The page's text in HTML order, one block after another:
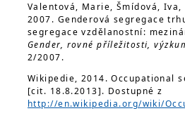
Valentová, Marie, Šmídová, Iva,
2007. Genderová segregace
segregace vzdělanostní:
Gender, rovné příležitosti,
2/2007.
Wikipedie, 2014. Occupational
[cit. 18.8.2013]. Dostupné z
http://en.wikipedia.org/wiki/